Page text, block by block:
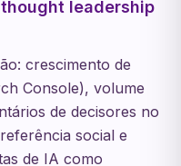
leadership
crescimento de
Console), volume
de decisores no
social e
de IA como